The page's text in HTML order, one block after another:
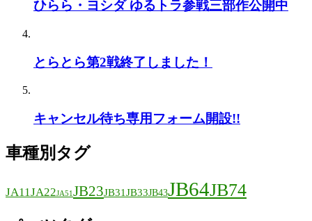
ひらら・ヨシダ ゆるトラ参戦三部作公開中
とらとら第2戦終了しました！
キャンセル待ち専用フォーム開設!!
車種別タグ
JA11JA22JA51 JB23JB31JB33JB43JB64JB74